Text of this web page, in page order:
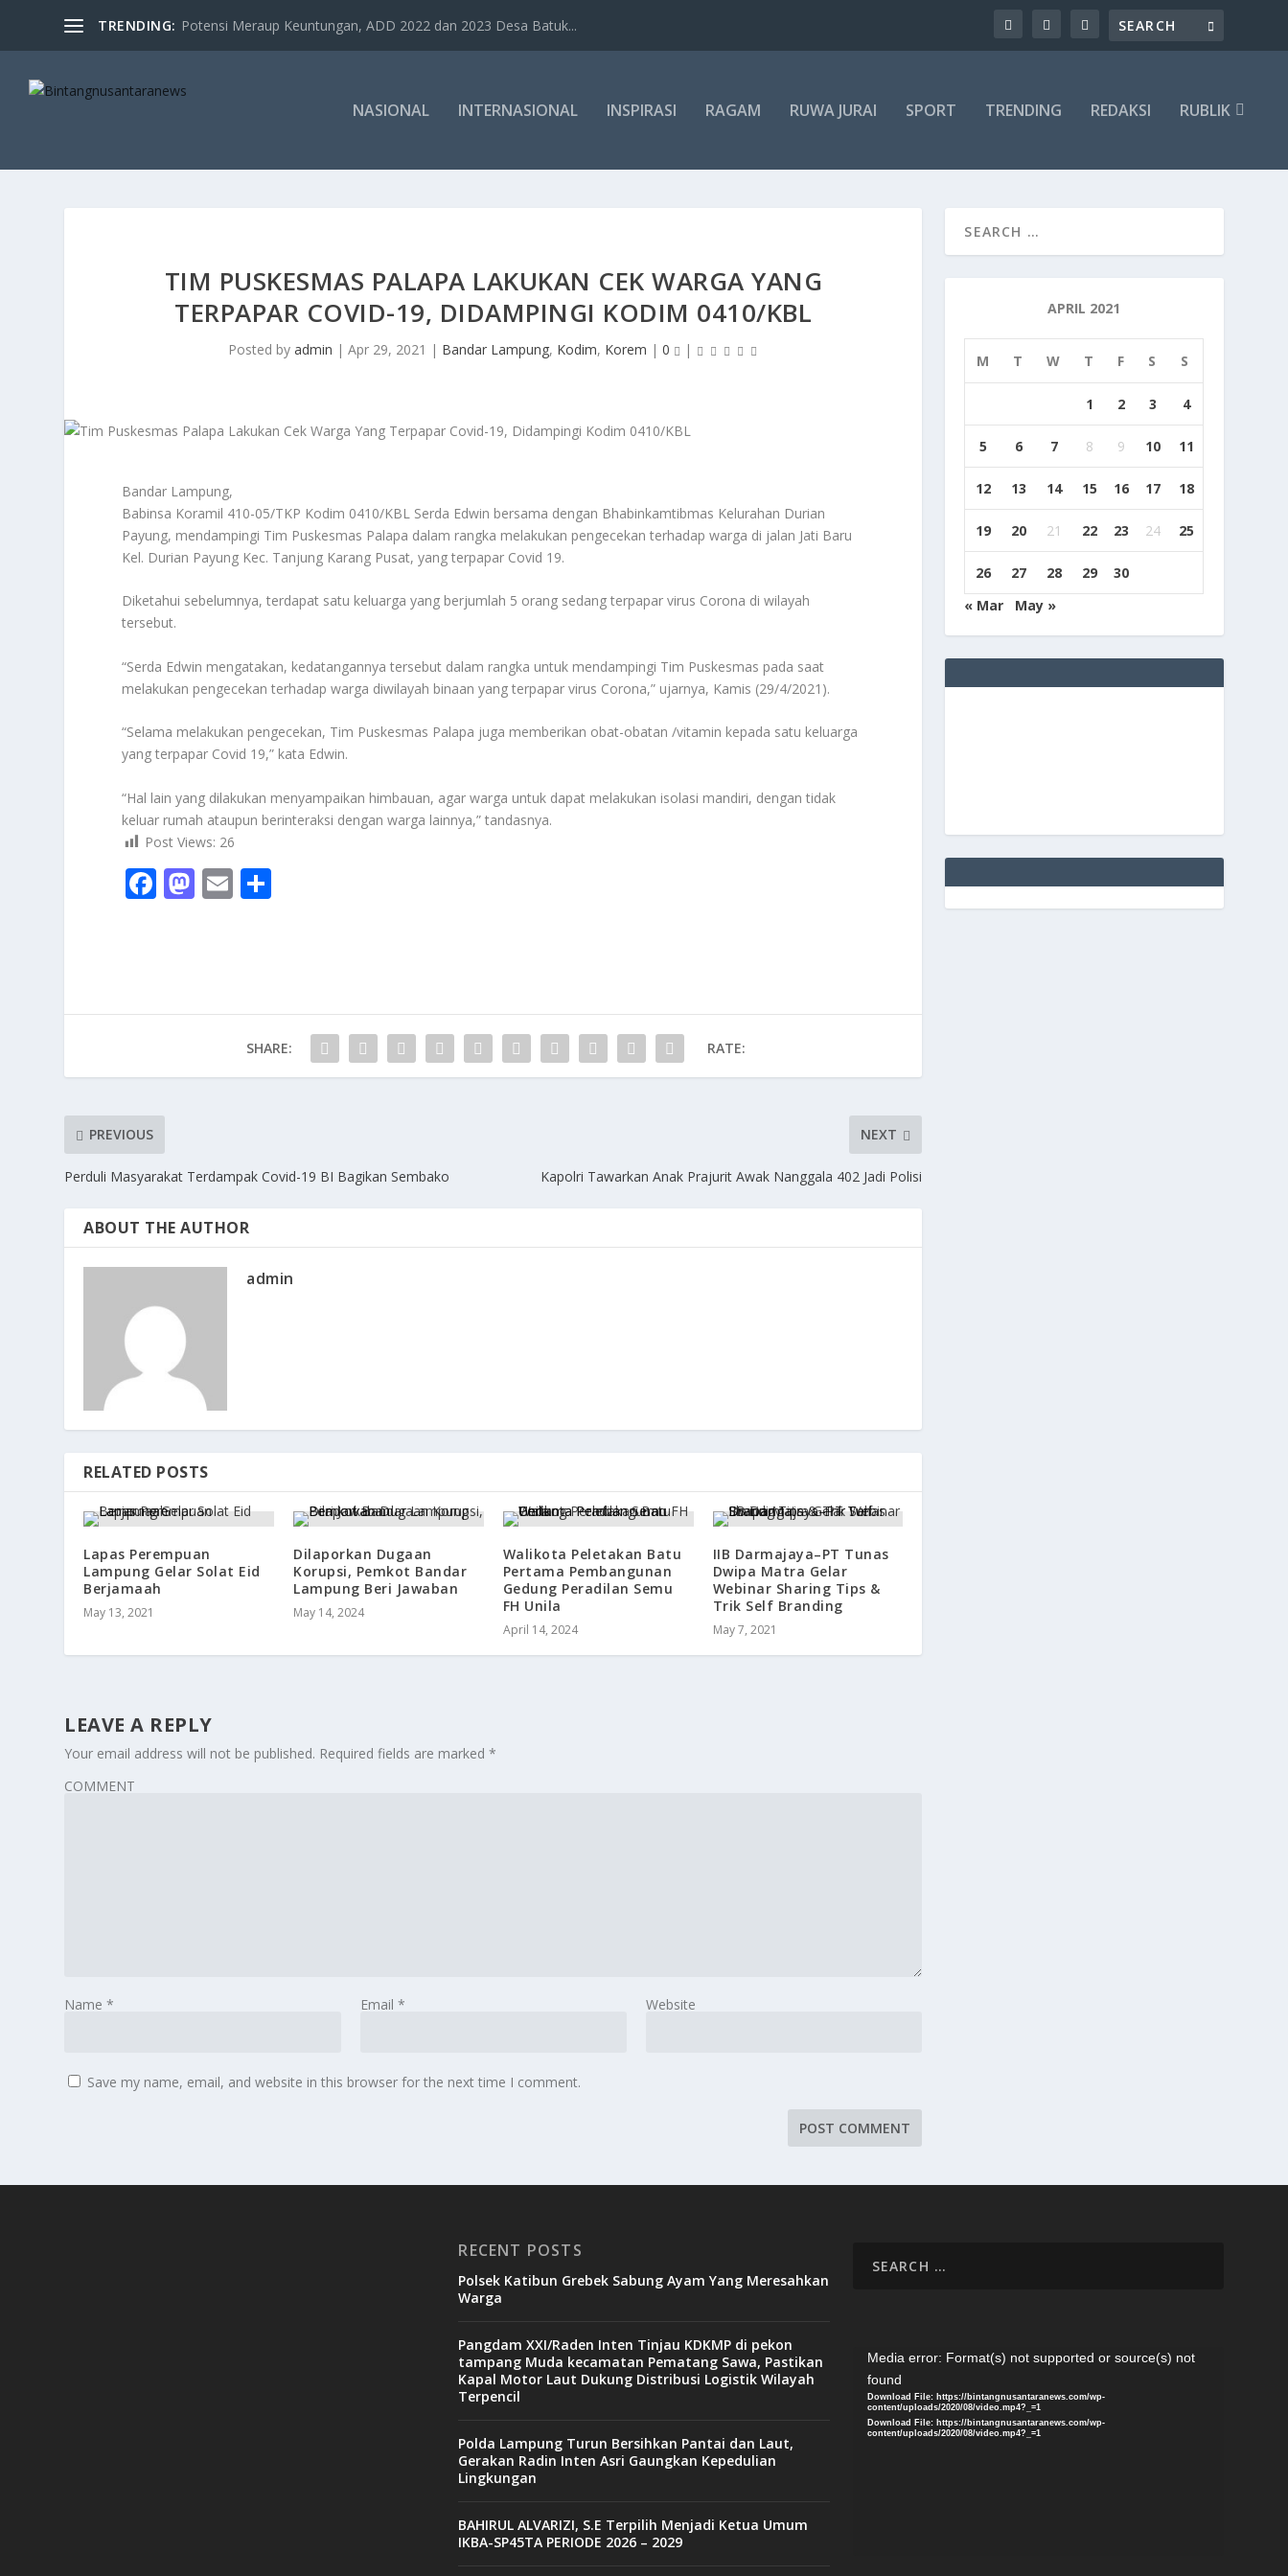
TRENDING: Potensi Meraup Keuntungan, ADD 2022 dan 2023 Desa Batuk...
NASIONAL INTERNASIONAL INSPIRASI RAGAM RUWA JURAI SPORT TRENDING REDAKSI RUBLIK
TIM PUSKESMAS PALAPA LAKUKAN CEK WARGA YANG
TERPAPAR COVID-19, DIDAMPINGI KODIM 0410/KBL
Posted by admin | Apr 29, 2021 | Bandar Lampung, Kodim, Korem | 0 |
Bandar Lampung,
Babinsa Koramil 410-05/TKP Kodim 0410/KBL Serda Edwin bersama dengan Bhabinkamtibmas Kelurahan Durian
Payung, mendampingi Tim Puskesmas Palapa dalam rangka melakukan pengecekan terhadap warga di jalan Jati Baru
Kel. Durian Payung Kec. Tanjung Karang Pusat, yang terpapar Covid 19.
Diketahui sebelumnya, terdapat satu keluarga yang berjumlah 5 orang sedang terpapar virus Corona di wilayah
tersebut.
“Serda Edwin mengatakan, kedatangannya tersebut dalam rangka untuk mendampingi Tim Puskesmas pada saat
melakukan pengecekan terhadap warga diwilayah binaan yang terpapar virus Corona,” ujarnya, Kamis (29/4/2021).
“Selama melakukan pengecekan, Tim Puskesmas Palapa juga memberikan obat-obatan /vitamin kepada satu keluarga
yang terpapar Covid 19,” kata Edwin.
“Hal lain yang dilakukan menyampaikan himbauan, agar warga untuk dapat melakukan isolasi mandiri, dengan tidak
keluar rumah ataupun berinteraksi dengan warga lainnya,” tandasnya.
Post Views: 26
F
o
k
M
o
E
SHARE: RATE:
PREVIOUS
Perduli Masyarakat Terdampak Covid-19 BI Bagikan Sembako
NEXT
Kapolri Tawarkan Anak Prajurit Awak Nanggala 402 Jadi Polisi
ABOUT THE AUTHOR
admin
RELATED POSTS
Lapas Perempuan
Lampung Gelar Solat Eid
Berjamaah
May 13, 2021
Dilaporkan Dugaan
Korupsi, Pemkot Bandar
Lampung Beri Jawaban
May 14, 2024
Walikota Peletakan Batu
Pertama Pembangunan
Gedung Peradilan Semu
FH Unila
April 14, 2024
IIB Darmajaya–PT Tunas
Dwipa Matra Gelar
Webinar Sharing Tips &
Trik Self Branding
May 7, 2021
LEAVE A REPLY
Your email address will not be published. Required fields are marked*
COMMENT
Name* Email * Website
Save my name, email, and website in this browser for the next time I comment.
APRIL 2021
M T W T F S S
1 2 3 4
5 6 7 8 9 10 11
12 13 14 15 16 17 18
19 20 21 22 23 24 25
26 27 28 29
30
« Mar
May »
RECENT POSTS
Polsek Katibun Grebek Sabung Ayam Yang Meresahkan
Warga
Pangdam XXI/Raden Inten Tinjau KDKMP di pekon
tampang Muda kecamatan Pematang Sawa, Pastikan
Kapal Motor Laut Dukung Distribusi Logistik Wilayah
Terpencil
Polda Lampung Turun Bersihkan Pantai dan Laut,
Gerakan Radin Inten Asri Gaungkan Kepedulian
Lingkungan
BAHIRUL ALVARIZI, S.E Terpilih Menjadi Ketua Umum
IKBA-SP45TA PERIODE 2026 – 2029
Video
Player
Media error: Format(s) not supported or source(s) not
found
Download File: https://bintangnusantaranews.com/wp-
content/uploads/2020/08/video.mp4?_=1
Download File: https://bintangnusantaranews.com/wp-
content/uploads/2020/08/video.mp4?_=1